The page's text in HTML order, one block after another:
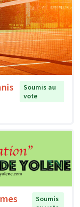
Soumis au
vote
Soumis